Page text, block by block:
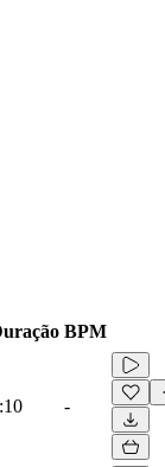
BPM
-